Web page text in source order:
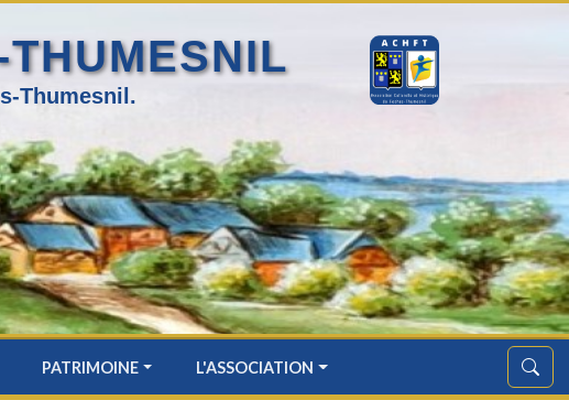
Thumesnil.
PATRIMOINE L'ASSOCIATION